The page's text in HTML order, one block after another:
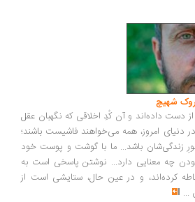
و آن کُدِ اخلاقی که نگهبان عقل
امروز، همه می‌خواهند فاشیست باشند؛
باشد... ما با گوشت و پوست خود
دارد... نوشتن پاسخی است به
و در عین حال، ستایشی است از